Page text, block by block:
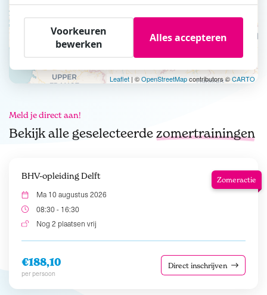
Leaflet | ©OpenStreetMapcontributors ©CARTO
Meld je direct aan!
Bekijk alle geselecteerde zomertrainingen
Zomeractie
BHV-opleiding Delft
Ma 10 augustus 2026
08:30 - 16:30
Nog 2 plaatsen vrij
€188,10
per persoon
Direct inschrijven
Voorkeuren
bewerken
Alles accepteren